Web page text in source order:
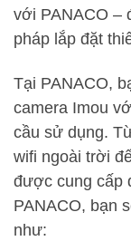
với PANACO –
pháp lắp đặt
Tại PANACO,
camera Imou
cầu sử dụng.
wifi ngoài trời
được cung cấp
PANACO, bạn
như: